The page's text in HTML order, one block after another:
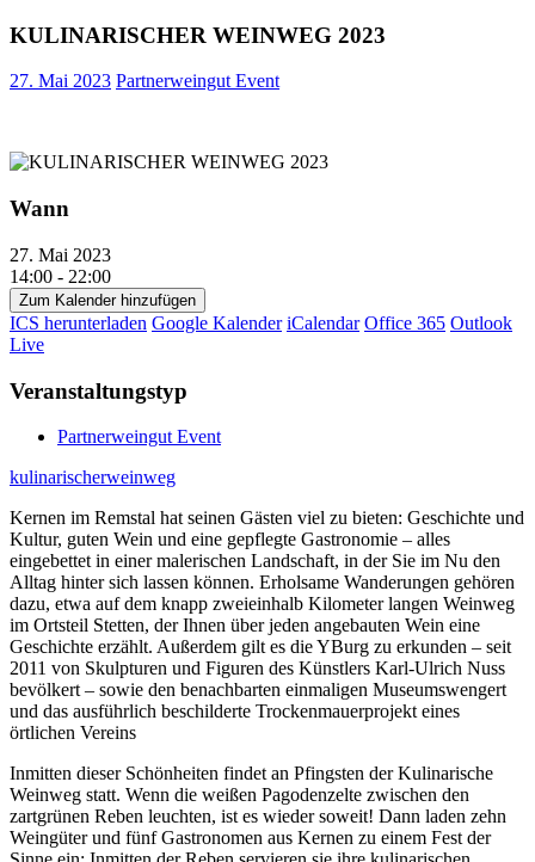
KULINARISCHER WEINWEG 2023
27. Mai 2023 Partnerweingut Event
Wann
27. Mai 2023
14:00 - 22:00
Zum Kalender hinzufügen
ICS herunterladen Google Kalender iCalendar Office 365 Outlook
Live
Veranstaltungstyp
Partnerweingut Event
kulinarischerweinweg
Kernen im Remstal hat seinen Gästen viel zu bieten: Geschichte und
Kultur, guten Wein und eine gepflegte Gastronomie – alles
eingebettet in einer malerischen Landschaft, in der Sie im Nu den
Alltag hinter sich lassen können. Erholsame Wanderungen gehören
dazu, etwa auf dem knapp zweieinhalb Kilometer langen Weinweg
im Ortsteil Stetten, der Ihnen über jeden angebauten Wein eine
Geschichte erzählt. Außerdem gilt es die YBurg zu erkunden – seit
2011 von Skulpturen und Figuren des Künstlers Karl-Ulrich Nuss
bevölkert – sowie den benachbarten einmaligen Museumswengert
und das ausführlich beschilderte Trockenmauerprojekt eines
örtlichen Vereins
Inmitten dieser Schönheiten findet an Pfingsten der Kulinarische
Weinweg statt. Wenn die weißen Pagodenzelte zwischen den
zartgrünen Reben leuchten, ist es wieder soweit! Dann laden zehn
Weingüter und fünf Gastronomen aus Kernen zu einem Fest der